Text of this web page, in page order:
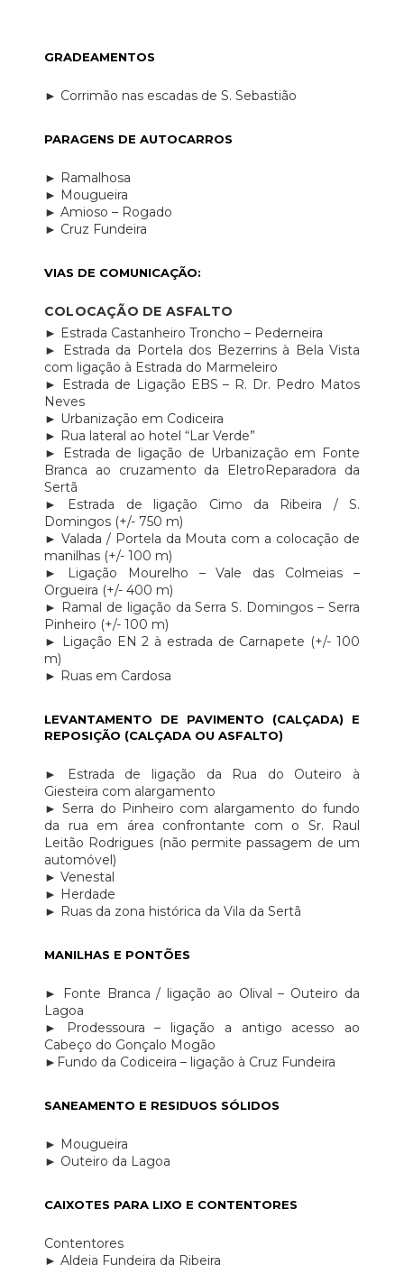
GRADEAMENTOS
► Corrimão nas escadas de S. Sebastião
PARAGENS DE AUTOCARROS
► Ramalhosa
► Mougueira
► Amioso – Rogado
► Cruz Fundeira
VIAS DE COMUNICAÇÃO:
COLOCAÇÃO DE ASFALTO
► Estrada Castanheiro Troncho – Pederneira
► Estrada da Portela dos Bezerrins à Bela Vista
com ligação à Estrada do Marmeleiro
► Estrada de Ligação EBS – R. Dr. Pedro Matos
Neves
► Urbanização em Codiceira
► Rua lateral ao hotel “Lar Verde”
► Estrada de ligação de Urbanização em Fonte
Branca ao cruzamento da EletroReparadora da
Sertã
► Estrada de ligação Cimo da Ribeira / S.
Domingos (+/- 750 m)
► Valada / Portela da Mouta com a colocação de
manilhas (+/- 100 m)
► Ligação Mourelho – Vale das Colmeias –
Orgueira (+/- 400 m)
► Ramal de ligação da Serra S. Domingos – Serra
Pinheiro (+/- 100 m)
► Ligação EN 2 à estrada de Carnapete (+/- 100
m)
► Ruas em Cardosa
LEVANTAMENTO DE PAVIMENTO (CALÇADA) E
REPOSIÇÃO (CALÇADA OU ASFALTO)
► Estrada de ligação da Rua do Outeiro à
Giesteira com alargamento
► Serra do Pinheiro com alargamento do fundo
da rua em área confrontante com o Sr. Raul
Leitão Rodrigues (não permite passagem de um
automóvel)
► Venestal
► Herdade
► Ruas da zona histórica da Vila da Sertã
MANILHAS E PONTÕES
► Fonte Branca / ligação ao Olival – Outeiro da
Lagoa
► Prodessoura – ligação a antigo acesso ao
Cabeço do Gonçalo Mogão
►Fundo da Codiceira – ligação à Cruz Fundeira
SANEAMENTO E RESIDUOS SÓLIDOS
► Mougueira
► Outeiro da Lagoa
CAIXOTES PARA LIXO E CONTENTORES
Contentores
► Aldeia Fundeira da Ribeira